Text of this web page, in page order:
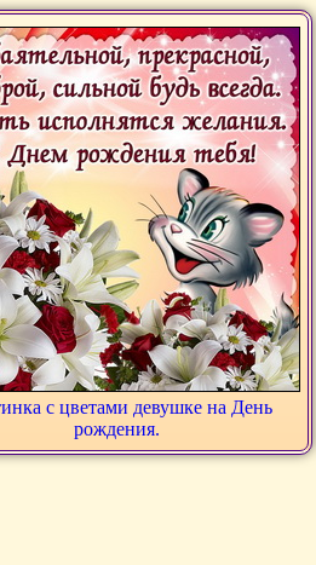
с цветами девушке на День
рождения.